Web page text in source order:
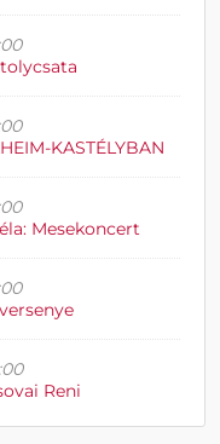
KASTÉLYBAN
Mesekoncert
Reni